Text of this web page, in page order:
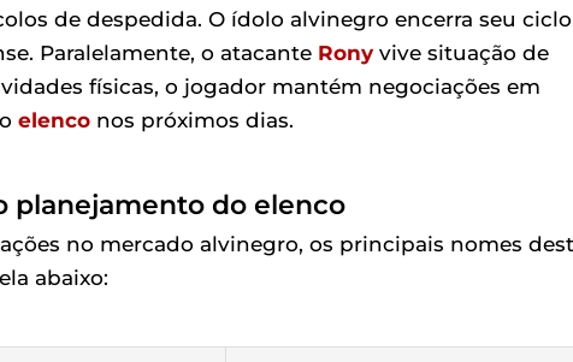
de despedida. O ídolo alvinegro encerra seu ciclo
Paralelamente, o atacante Rony vive situação de
físicas, o jogador mantém negociações em
elenco nos próximos dias.
planejamento do elenco
no mercado alvinegro, os principais nomes
abaixo: